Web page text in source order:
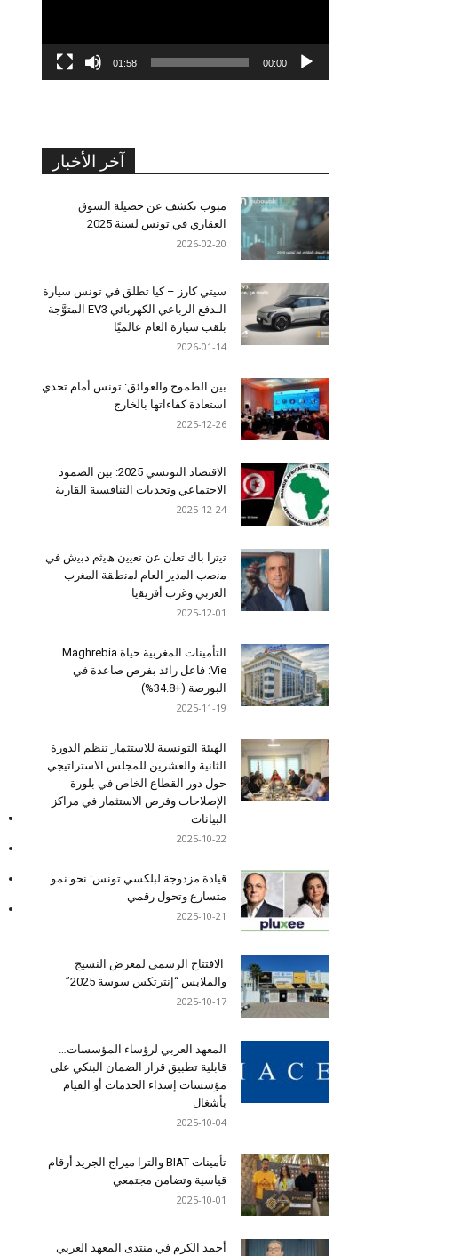
00:00
01:58
آخر الأخبار
مبوب تكشف عن حصيلة السوق
العقاري في تونس لسنة 2025
2026-02-20
سيتي كارز – كيا تطلق في تونس سيارة
الـدفع الرباعي الكهربائي EV3 المتوَّجة
بلقب سيارة العام عالميًا
2026-01-14
بين الطموح والعوائق: تونس أمام تحدي
استعادة كفاءاتها بالخارج
2025-12-26
الاقتصاد التونسي 2025: بين الصمود
الاجتماعي وتحديات التنافسية القارية
2025-12-24
ﺗﯾﺗرا ﺑﺎك ﺗﻌﻠن ﻋن ﺗﻌﯾﯾن ھﯾﺛم دﺑﯾش ﻓﻲ
ﻣﻧﺻب اﻟﻣدﯾر اﻟﻌﺎم ﻟﻣﻧطﻘﺔ اﻟﻣﻐرب
اﻟﻌرﺑﻲ وﻏرب أﻓرﯾﻘﯾﺎ
2025-12-01
التأمينات المغربية حياة Maghrebia
Vie: فاعل رائد بفرص صاعدة في
البورصة (+34.8%)
2025-11-19
الهيئة التونسية للاستثمار تنظم الدورة
الثانية والعشرين للمجلس الاستراتيجي
حول دور القطاع الخاص في بلورة
الإصلاحات وفرص الاستثمار في مراكز
البيانات
2025-10-22
قيادة مزدوجة لبلكسي تونس: نحو نمو
متسارع وتحول رقمي
2025-10-21
الافتتاح الرسمي لمعرض النسيج
والملابس “إنترتكس سوسة 2025”
2025-10-17
المعهد العربي لرؤساء المؤسسات…
قابلية تطبيق قرار الضمان البنكي على
مؤسسات إسداء الخدمات أو القيام
بأشغال
2025-10-04
تأمينات BIAT والترا ميراج الجريد أرقام
قياسية وتضامن مجتمعي
2025-10-01
أحمد الكرم في منتدى المعهد العربي